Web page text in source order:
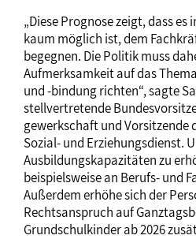
„Diese Prognose zeigt, dass
kaum möglich ist, dem
begegnen. Die Politik muss
Aufmerksamkeit auf das
und -bindung richten“, sagte
stellvertretende
gewerkschaft und Vorsitzende
Sozial- und Erziehungsdienst.
Ausbildungskapazitäten zu
beispielsweise an Berufs- und
Außerdem erhöhe sich der
Rechtsanspruch auf
Grundschulkinder ab 2026